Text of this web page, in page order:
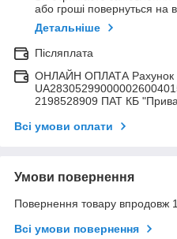
або гроші повернуться на
Детальніше
Післяплата
ОНЛАЙН ОПЛАТА Рахунок
2198528909 ПАТ КБ
Всі умови оплати
Умови повернення
Повернення товару впродовж
Всі умови повернення